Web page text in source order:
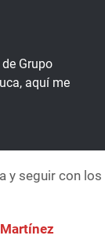
Grupo
aquí me
y seguir con los